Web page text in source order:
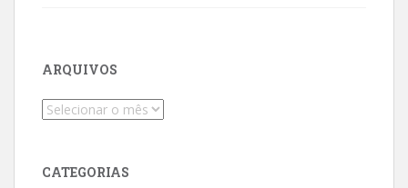
ARQUIVOS
Arquivos
CATEGORIAS